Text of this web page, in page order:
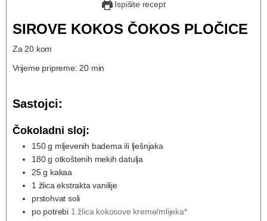
Ispišite recept
SIROVE KOKOS ČOKOS PLOČICE
Za 20 kom
Vrijeme pripreme: 20 min
Sastojci:
Čokoladni sloj:
150 g mljevenih badema ili lješnjaka
180 g otkoštenih mekih datulja
25 g kakaa
1 žlica ekstrakta vanilije
prstohvat soli
po potrebi 1 žlica kokosove kreme/mlijeka*